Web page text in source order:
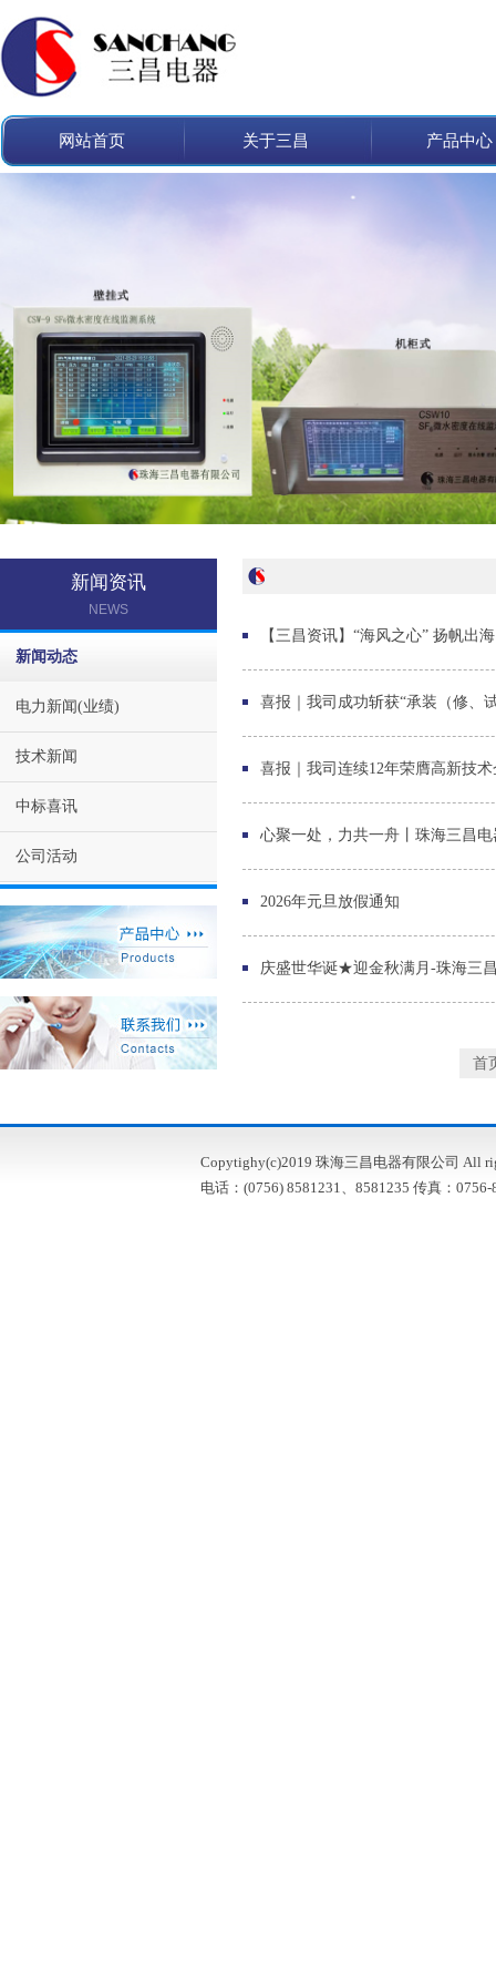
网站首页 关于三昌 产品中心
新闻资讯
NEWS
新闻动态
电力新闻(业绩)
技术新闻
中标喜讯
公司活动
【三昌资讯】“海风之心” 扬帆出
喜报｜我司成功斩获“承装（修、
喜报｜我司连续12年荣膺高新技
心聚一处，力共一舟丨珠海三昌
2026年元旦放假通知
庆盛世华诞★迎金秋满月-珠海三
首
Copytighy(c)2019 珠海三昌电器有限公司 All
电话：(0756) 8581231、8581235 传真：